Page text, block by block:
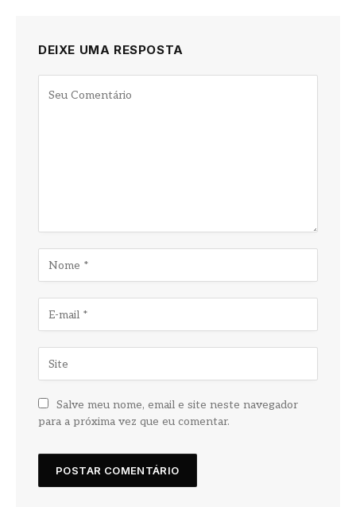
DEIXE UMA RESPOSTA
Salve meu nome, email e site neste navegador
para a próxima vez que eu comentar.